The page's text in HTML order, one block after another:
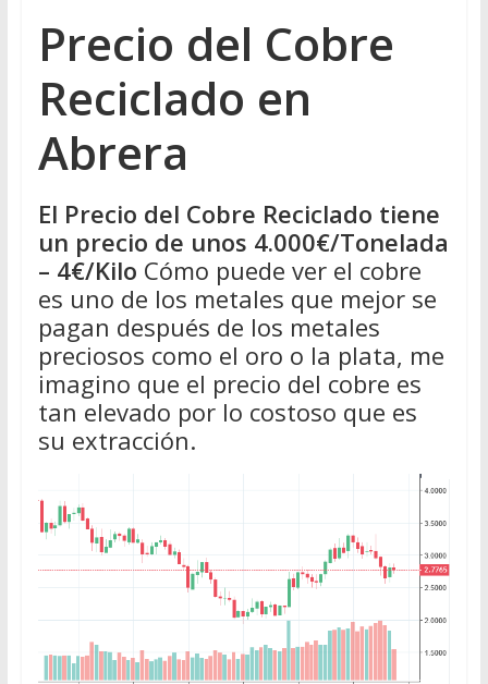
Precio del Cobre
Reciclado en
Abrera
El Precio del Cobre Reciclado tiene
un precio de unos 4.000€/Tonelada
– 4€/Kilo Cómo puede ver el cobre
es uno de los metales que mejor se
pagan después de los metales
preciosos como el oro o la plata, me
imagino que el precio del cobre es
tan elevado por lo costoso que es
su extracción.